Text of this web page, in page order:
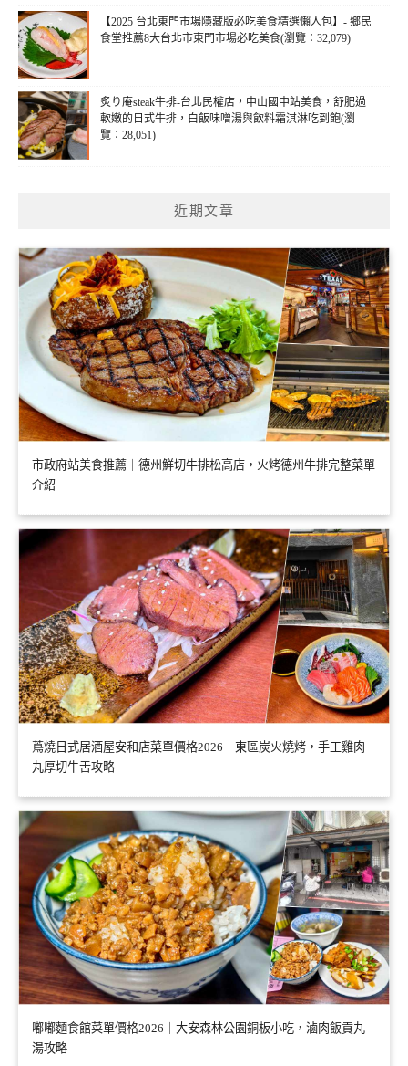
【2025 台北東門市場隱藏版必吃美食精選懶人包】- 鄉民
食堂推薦8大台北市東門市場必吃美食(瀏覽：32,079)
炙り庵steak牛排-台北民權店，中山國中站美食，舒肥過
軟嫩的日式牛排，白飯味噌湯與飲料霜淇淋吃到飽(瀏
覽：28,051)
近期文章
市政府站美食推薦｜德州鮮切牛排松高店，火烤德州牛排完整菜單
介紹
蔦燒日式居酒屋安和店菜單價格2026｜東區炭火燒烤，手工雞肉
丸厚切牛舌攻略
嘟嘟麵食館菜單價格2026｜大安森林公園銅板小吃，滷肉飯貢丸
湯攻略